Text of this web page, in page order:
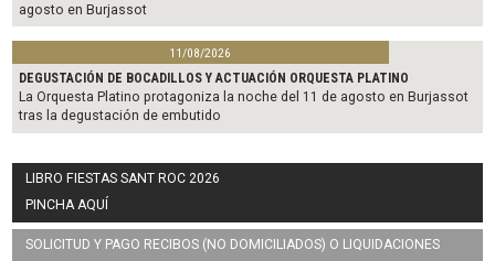
agosto en Burjassot
11/08/2026
DEGUSTACIÓN DE BOCADILLOS Y ACTUACIÓN ORQUESTA PLATINO
La Orquesta Platino protagoniza la noche del 11 de agosto en Burjassot
tras la degustación de embutido
LIBRO FIESTAS SANT ROC 2026
PINCHA AQUÍ
SOLICITUD Y PAGO RECIBOS (NO DOMICILIADOS) O LIQUIDACIONES